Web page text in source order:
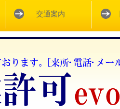
交通案内